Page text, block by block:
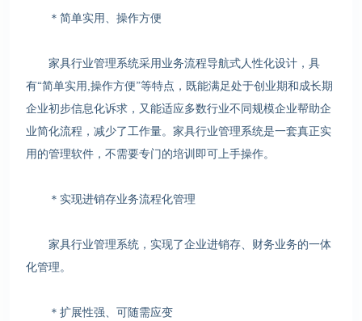
＊简单实用、操作方便
家具行业管理系统采用业务流程导航式人性化设计，具
有“简单实用,操作方便”等特点，既能满足处于创业期和成长期
企业初步信息化诉求，又能适应多数行业不同规模企业帮助企
业简化流程，减少了工作量。家具行业管理系统是一套真正实
用的管理软件，不需要专门的培训即可上手操作。
＊实现进销存业务流程化管理
家具行业管理系统，实现了企业进销存、财务业务的一体
化管理。
＊扩展性强、可随需应变